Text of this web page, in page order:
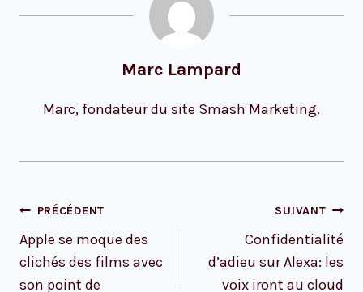
Marc Lampard
Marc, fondateur du site Smash Marketing.
Navigation
l’article
PRÉCÉDENT
Apple se moque des
clichés des films avec
son point de
SUIVANT
Confidentialité
d’adieu sur Alexa: les
voix iront au cloud